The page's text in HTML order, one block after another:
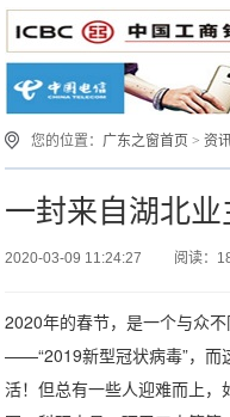
您的位置： 广东之窗首页 >资
一封来自湖北业
2020-03-09 11:24:27 阅读：
2020年的春节，是一个与众
——“2019新型冠状病毒”，而
活！但总有一些人迎难而上